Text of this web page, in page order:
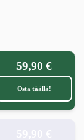
59,90 €
Osta täällä!